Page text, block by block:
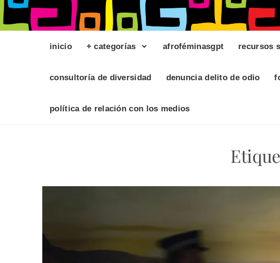
inicio + categorías afroféminasgpt recursos
consultoría de diversidad denuncia delito de odio
política de relación con los medios